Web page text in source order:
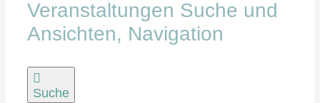
Veranstaltungen Suche und
Ansichten, Navigation
Suche